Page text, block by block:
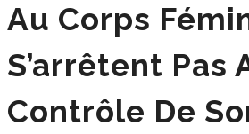
Au Corps
S’arrêtent Pas
Contrôle De